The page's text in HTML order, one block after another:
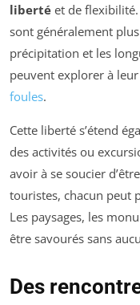
liberté et de
sont généralement
précipitation et les
peuvent explorer à
foules.
Cette liberté s’étend
des activités ou
avoir à se soucier
touristes, chacun peut
Les paysages, les
être savourés sans
Des